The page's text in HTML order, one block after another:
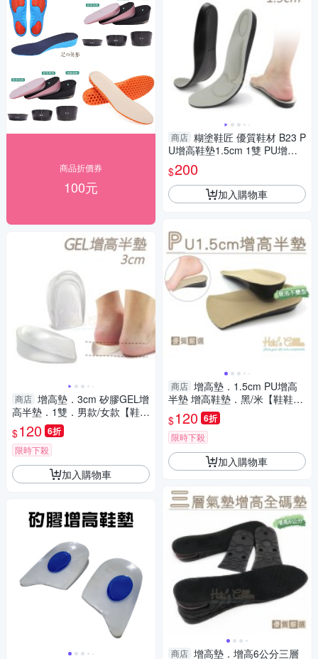
商品折價券
100元
商店 增高墊．3cm 矽膠GEL增
高半墊．1雙．男款/女款【鞋鞋
俱樂部】【906-B29】
$120 6折
限時下殺
加入購物車
商店 糊塗鞋匠 優質鞋材 B23 P
U增高鞋墊1.5cm 1雙 PU增高
墊 記憶棉鞋墊 PU鞋墊 足弓增
高墊
$200
加入購物車
商店 增高墊．1.5cm PU增高
半墊 增高鞋墊．黑/米【鞋鞋俱
樂部】【906-B41】
$120 6折
限時下殺
加入購物車
商店 增高墊．增高6公分三層